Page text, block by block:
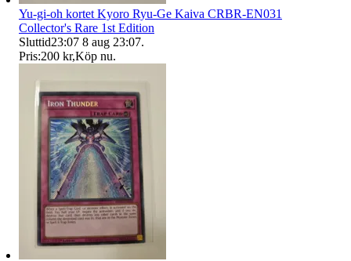
Yu-gi-oh kortet Kyoro Ryu-Ge Kaiva CRBR-EN031
Collector's Rare 1st Edition
Sluttid23:07 8 aug 23:07.
Pris:200 kr,Köp nu.